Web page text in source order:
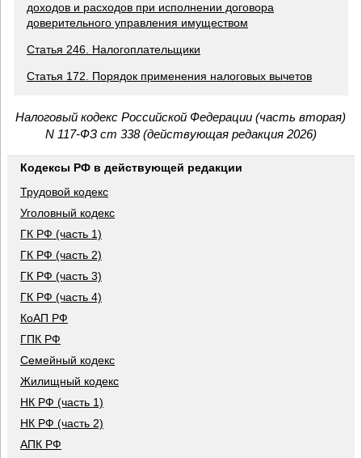
доходов и расходов при исполнении договора
доверительного управления имуществом
Статья 246. Налогоплательщики
Статья 172. Порядок применения налоговых вычетов
Налоговый кодекс Российской Федерации (часть вторая)
N 117-ФЗ ст 338 (действующая редакция 2026)
Кодексы РФ в действующей редакции
Трудовой кодекс
Уголовный кодекс
ГК РФ (часть 1)
ГК РФ (часть 2)
ГК РФ (часть 3)
ГК РФ (часть 4)
КоАП РФ
ГПК РФ
Семейный кодекс
Жилищный кодекс
НК РФ (часть 1)
НК РФ (часть 2)
АПК РФ